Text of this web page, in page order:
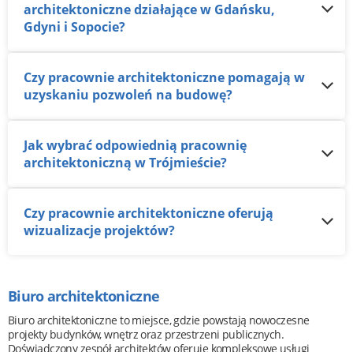
architektoniczne działające w Gdańsku,
Gdyni i Sopocie?
Czy pracownie architektoniczne pomagają w
uzyskaniu pozwoleń na budowę?
Jak wybrać odpowiednią pracownię
architektoniczną w Trójmieście?
Czy pracownie architektoniczne oferują
wizualizacje projektów?
Biuro architektoniczne
Biuro architektoniczne to miejsce, gdzie powstają nowoczesne
projekty budynków, wnętrz oraz przestrzeni publicznych.
Doświadczony zespół architektów oferuje kompleksowe usługi